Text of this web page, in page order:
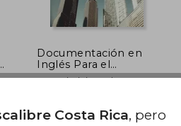
Documentación en
Inglés Para el
Comercio
Dña. Virginia Ordoño
Tutor Formación, Tapa
Blanda, Nuevo
Costa Rica, pero